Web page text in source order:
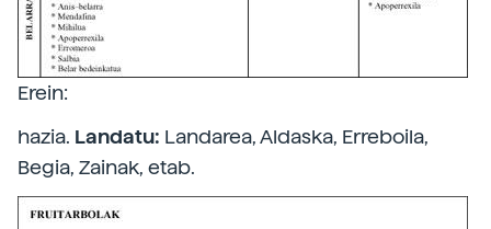
Erein:
hazia. Landatu: Landarea, Aldaska, Erreboila,
Begia, Zainak, etab.